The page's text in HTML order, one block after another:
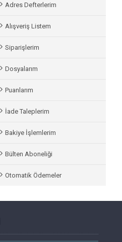
Adres Defterlerim
Alışveriş Listem
Siparişlerim
Dosyalarım
Puanlarım
İade Taleplerim
Bakiye İşlemlerim
Bülten Aboneliği
Otomatik Ödemeler